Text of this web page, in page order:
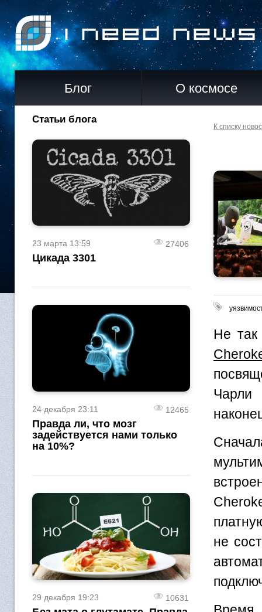
Блог О космосе
Статьи блога
23 марта 13:59 27406
Цикада 3301
24 декабря 23:11 12465
Правда ли, что мозг
задействуется нами только
на 10%?
29 декабря 19:23 10631
К списку
Не так
Чарли
не